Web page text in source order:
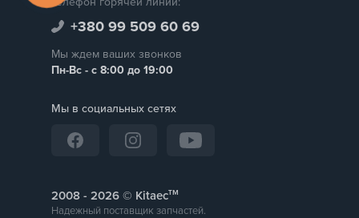
+380 99 509 60 69
Мы ждем ваших звонков
Пн-Вс - с 8:00 до 19:00
Мы в социальных сетях
2008 - © Kitaecтм
Надежный поставщик запчастей.